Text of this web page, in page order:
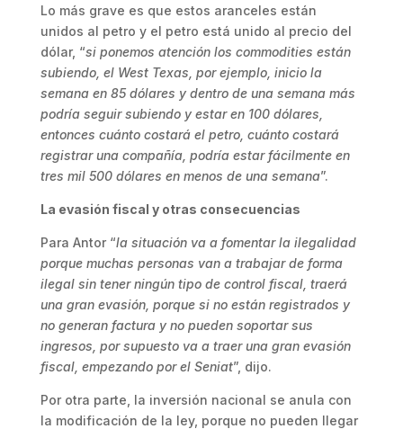
Lo más grave es que estos aranceles están
unidos al petro y el petro está unido al precio del
dólar, “si ponemos atención los commodities están
subiendo, el West Texas, por ejemplo, inicio la
semana en 85 dólares y dentro de una semana más
podría seguir subiendo y estar en 100 dólares,
entonces cuánto costará el petro, cuánto costará
registrar una compañía, podría estar fácilmente en
tres mil 500 dólares en menos de una semana”.
La evasión fiscal y otras consecuencias
Para Antor “la situación va a fomentar la ilegalidad
porque muchas personas van a trabajar de forma
ilegal sin tener ningún tipo de control fiscal, traerá
una gran evasión, porque si no están registrados y
no generan factura y no pueden soportar sus
ingresos, por supuesto va a traer una gran evasión
fiscal, empezando por el Seniat”, dijo.
Por otra parte, la inversión nacional se anula con
la modificación de la ley, porque no pueden llegar